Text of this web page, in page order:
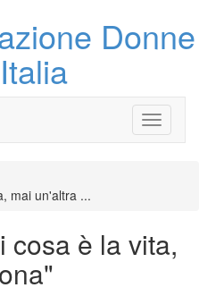
Donne
Toggle
mai un'altra ...
cosa è la vita,